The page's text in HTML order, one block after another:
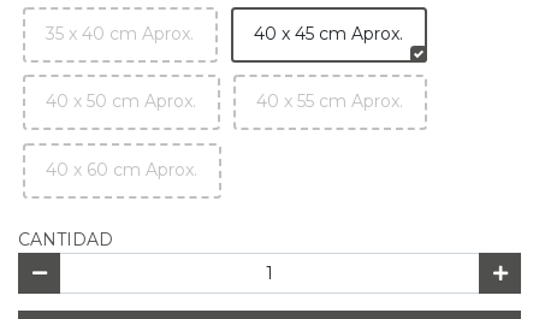
35 x 40 cm Aprox. 40 x 45 cm Aprox.
40 x 50 cm Aprox. 40 x 55 cm Aprox.
40 x 60 cm Aprox.
CANTIDAD